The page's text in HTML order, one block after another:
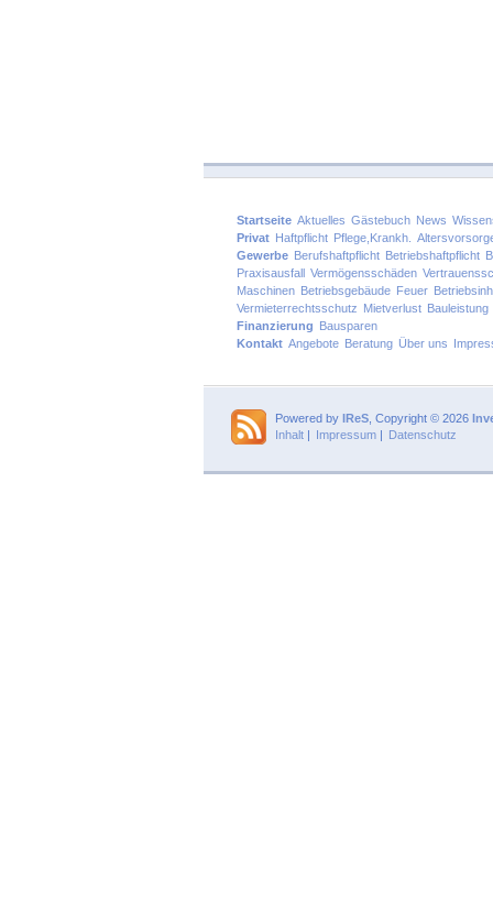
Startseite Aktuelles Gästebuch News
Privat Haftpflicht Pflege,Krankh.
Gewerbe Berufshaftpflicht Betriebshaftpflicht
Praxisausfall Vermögensschäden
Maschinen Betriebsgebäude Feuer
Vermieterrechtsschutz Mietverlust Bauleistung
Finanzierung Bausparen
Kontakt Angebote Beratung Über uns
Powered by IReS , Copyright © 2026
Inhalt | Impressum | Datenschutz